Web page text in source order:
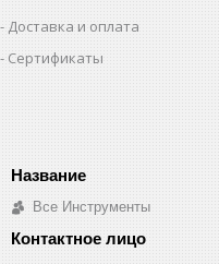
Доставка и оплата
Сертификаты
Все Инструменты